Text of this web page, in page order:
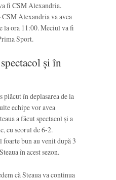
fi CSM Alexandria.
Alexandria va avea
la ora 11:00. Meciul va fi
Sport.
și în
plăcut în deplasarea de la
echipe vor avea
a făcut spectacol și a
cu scorul de 6-2.
bun au venit după 3
în acest sezon.
că Steaua va continua